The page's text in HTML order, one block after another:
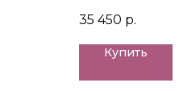
35 450 р.
Купить